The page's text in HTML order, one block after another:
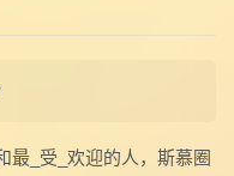
最_受_欢迎的人，斯慕圈